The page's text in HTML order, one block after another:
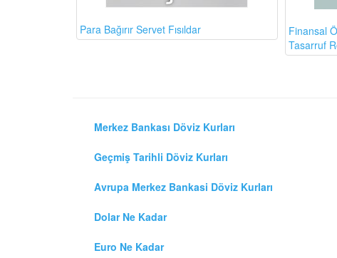
Para Bağırır Servet Fısıldar
Finansal
Tasarruf
Merkez Bankası Döviz Kurları
Geçmiş Tarihli Döviz Kurları
Avrupa Merkez Bankasi Döviz Kurları
Dolar Ne Kadar
Euro Ne Kadar